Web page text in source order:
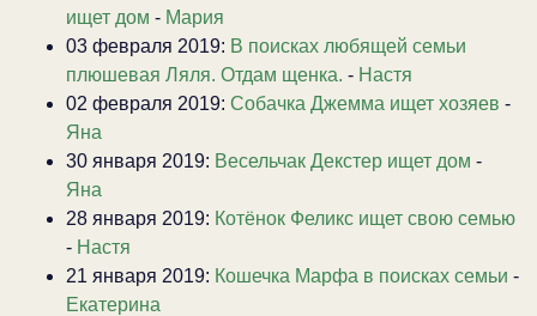
ищет дом - Мария
03 февраля 2019: В поисках любящей семьи
плюшевая Ляля. Отдам щенка. - Настя
02 февраля 2019: Собачка Джемма ищет хозяев -
Яна
30 января 2019: Весельчак Декстер ищет дом -
Яна
28 января 2019: Котёнок Феликс ищет свою семью
- Настя
21 января 2019: Кошечка Марфа в поисках семьи -
Екатерина